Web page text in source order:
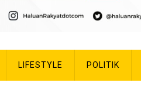
LIFESTYLE POLITIK